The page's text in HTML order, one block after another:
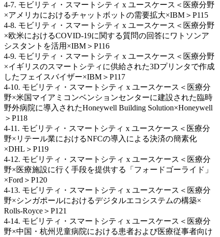
4-7. モビリティ・スマートシティ x ユースケース＜医療分野
×アメリカにおけるチャットボットの需要拡大×IBM＞P115
4-8. モビリティ・スマートシティ x ユースケース＜医療分野
×欧米におけるCOVID-19に関する質問の回答にワトソンア
シスタントを活用×IBM＞P116
4-9. モビリティ・スマートシティ x ユースケース＜医療分野
×イギリスのスマートシティに供給された3Dプリンタで作成
したフェイスバイザー×IBM＞P117
4-10. モビリティ・スマートシティ x ユースケース＜医療分
野×米国マイアミコンベンションセンターに建設された臨時
野外病院に導入されたHoneywell Building Solution×Honeywell
＞P118
4-11. モビリティ・スマートシティ x ユースケース＜医療分
野×リテール業におけるNFCの導入による決済の簡素化
×DHL＞P119
4-12. モビリティ・スマートシティ x ユースケース＜医療分
野×医療施設に行く手段を提供する「フォードゴーライド」
×Ford＞P120
4-13. モビリティ・スマートシティ x ユースケース＜医療分
野×シンガポールにおけるデジタルエコシステムの構築×
Rolls-Royce＞P121
4-14. モビリティ・スマートシティ x ユースケース＜医療分
野×中国・杭州児童病院における患者および医療従事者向け